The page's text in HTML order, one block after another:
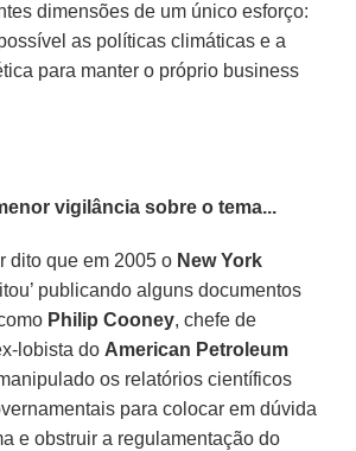
dimensões de um único esforço:
as políticas climáticas e a
para manter o próprio business
vigilância sobre o tema...
dito que em 2005 o New York
publicando alguns documentos
Philip Cooney, chefe de
lobista do American Petroleum
os relatórios científicos
para colocar em dúvida
e obstruir a regulamentação do